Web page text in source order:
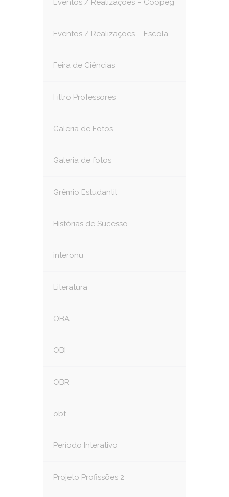
Eventos / Realizações – Coopeg
Eventos / Realizações – Escola
Feira de Ciências
Filtro Professores
Galeria de Fotos
Galeria de fotos
Grêmio Estudantil
Histórias de Sucesso
interonu
Literatura
OBA
OBI
OBR
obt
Período Interativo
Projeto Profissões 2